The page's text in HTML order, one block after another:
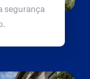
segurança